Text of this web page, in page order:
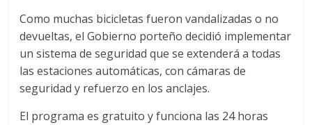
Como muchas bicicletas fueron vandalizadas o no
devueltas, el Gobierno porteño decidió implementar
un sistema de seguridad que se extenderá a todas
las estaciones automáticas, con cámaras de
seguridad y refuerzo en los anclajes.
El programa es gratuito y funciona las 24 horas